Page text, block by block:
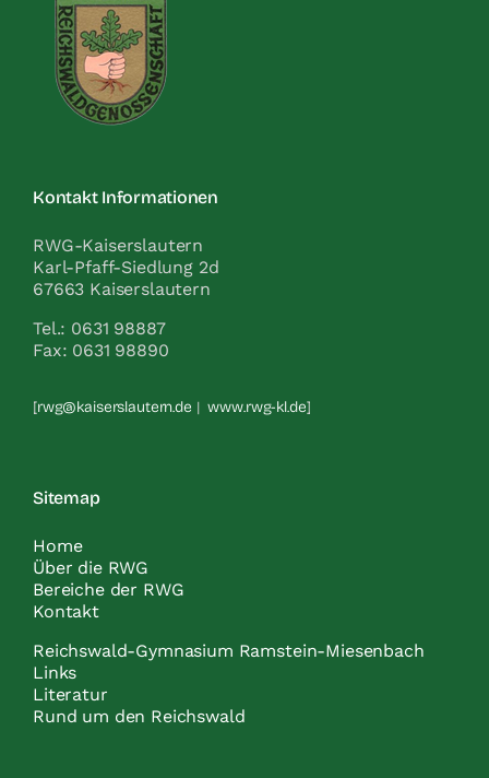
Kontakt Informationen
RWG-Kaiserslautern
Karl-Pfaff-Siedlung 2d
67663 Kaiserslautern
Tel.: 0631 98887
Fax: 0631 98890
[rwg@kaiserslautern.de |www.rwg-kl.de]
Sitemap
Home
Über die RWG
Bereiche der RWG
Kontakt
Reichswald-Gymnasium Ramstein-Miesenbach
Links
Literatur
Rund um den Reichswald